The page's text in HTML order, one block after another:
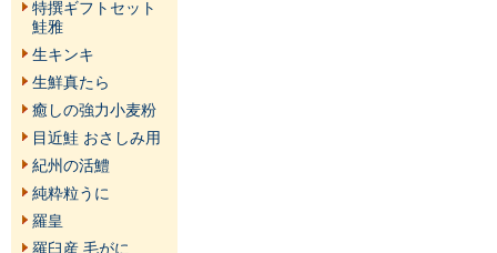
特撰ギフトセット
鮭雅
生キンキ
生鮮真たら
癒しの強力小麦粉
目近鮭 おさしみ用
紀州の活鱧
純粋粒うに
羅皇
羅臼産 毛がに